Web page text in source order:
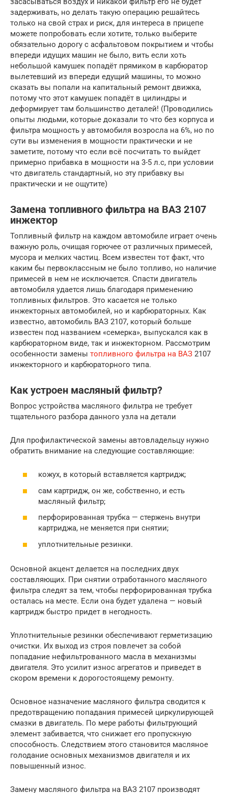
задерживать, но делать такую операцию решайтесь
только на свой страх и риск, для интереса в прицепе
можете попробовать если хотите, только выберите
обязательно дорогу с асфальтовом покрытием и чтобы
впереди идущих машин не было, вить если хоть
небольшой камушек попадёт прямиком в карбюратор
вылетевший из впереди едущий машины, то можно
сказать вы попали на капитальный ремонт движка,
потому что этот камушек попадёт в цилиндры и
деформирует там большинство деталей! (Проводились
опыты людьми, которые доказали то что без корпуса и
фильтра мощность у автомобиля возросла на 6%, но по
сути вы изменения в мощности практически и не
заметите, потому что если всё посчитать то выйдет
примерно прибавка в мощности на 3-5 л.с, при условии
что двигатель стандартный, но эту прибавку вы
практически и не ощутите)
Замена топливного фильтра на ВАЗ 2107
инжектор
Топливный фильтр на каждом автомобиле играет очень
важную роль, очищая горючее от различных примесей,
мусора и мелких частиц. Всем известен тот факт, что
каким бы первоклассным не было топливо, но наличие
примесей в нем не исключается. Спасти двигатель
автомобиля удается лишь благодаря применению
топливных фильтров. Это касается не только
инжекторных автомобилей, но и карбюраторных. Как
известно, автомобиль ВАЗ 2107, который больше
известен под названием «семерка», выпускался как в
карбюраторном виде, так и инжекторном. Рассмотрим
особенности замены топливного фильтра на ВАЗ 2107
инжекторного и карбюраторного типа.
Как устроен масляный фильтр?
Вопрос устройства масляного фильтра не требует
тщательного разбора данного узла на детали
Для профилактической замены автовладельцу нужно
обратить внимание на следующие составляющие:
кожух, в который вставляется картридж;
сам картридж, он же, собственно, и есть
масляный фильтр;
перфорированная трубка — стержень внутри
картриджа, не меняется при снятии;
уплотнительные резинки.
Основной акцент делается на последних двух
составляющих. При снятии отработанного масляного
фильтра следят за тем, чтобы перфорированная трубка
осталась на месте. Если она будет удалена — новый
картридж быстро придет в негодность.
Уплотнительные резинки обеспечивают герметизацию
очистки. Их выход из строя повлечет за собой
попадание нефильтрованного масла в механизмы
двигателя. Это усилит износ агрегатов и приведет в
скором времени к дорогостоящему ремонту.
Основное назначение масляного фильтра сводится к
предотвращению попадания примесей циркулирующей
смазки в двигатель. По мере работы фильтрующий
элемент забивается, что снижает его пропускную
способность. Следствием этого становится масляное
голодание основных механизмов двигателя и их
повышенный износ.
Замену масляного фильтра на ВАЗ 2107 производят